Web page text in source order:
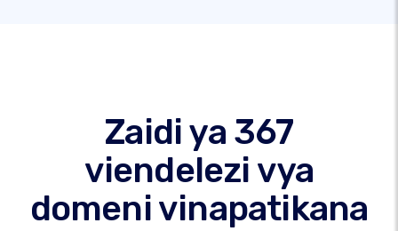
Zaidi ya 367
viendelezi vya
domeni vinapatikana